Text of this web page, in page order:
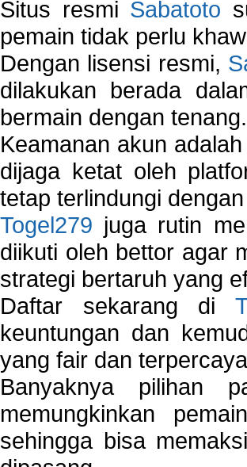
Situs resmi Sabatoto
pemain tidak perlu
Dengan lisensi resmi,
dilakukan berada
bermain dengan tenang.
Keamanan akun
dijaga ketat oleh
tetap terlindungi
Togel279 juga rutin
diikuti oleh bettor agar
strategi bertaruh yang
Daftar sekarang di
keuntungan dan
yang fair dan
Banyaknya pilihan
memungkinkan
sehingga bisa